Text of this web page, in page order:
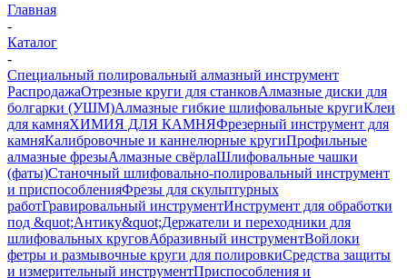
Главная
-
Каталог
-
Специальный полировальный алмазный инструмент
РаспродажаОтрезные круги для станковАлмазные диски для
болгарки (УШМ)Алмазные гибкие шлифовальные кругиКлеи
для камняХИМИЯ ДЛЯ КАМНЯФрезерный инструмент для
камняКалибровочные и каннелюрные кругиПрофильные
алмазные фрезыАлмазные свёрлаШлифовальные чашки
(фаты)Станочный шлифовально-полировальный инструмент
и приспособленияФрезы для скульптурных
работГравировальный инструментИнструмент для обработки
под &quot;Антику&quot;Держатели и переходники для
шлифовальных круговАбразивный инструментВойлоки
фетры и размывочные круги для полировкиСредства защиты
и измерительный инструментПриспособления и